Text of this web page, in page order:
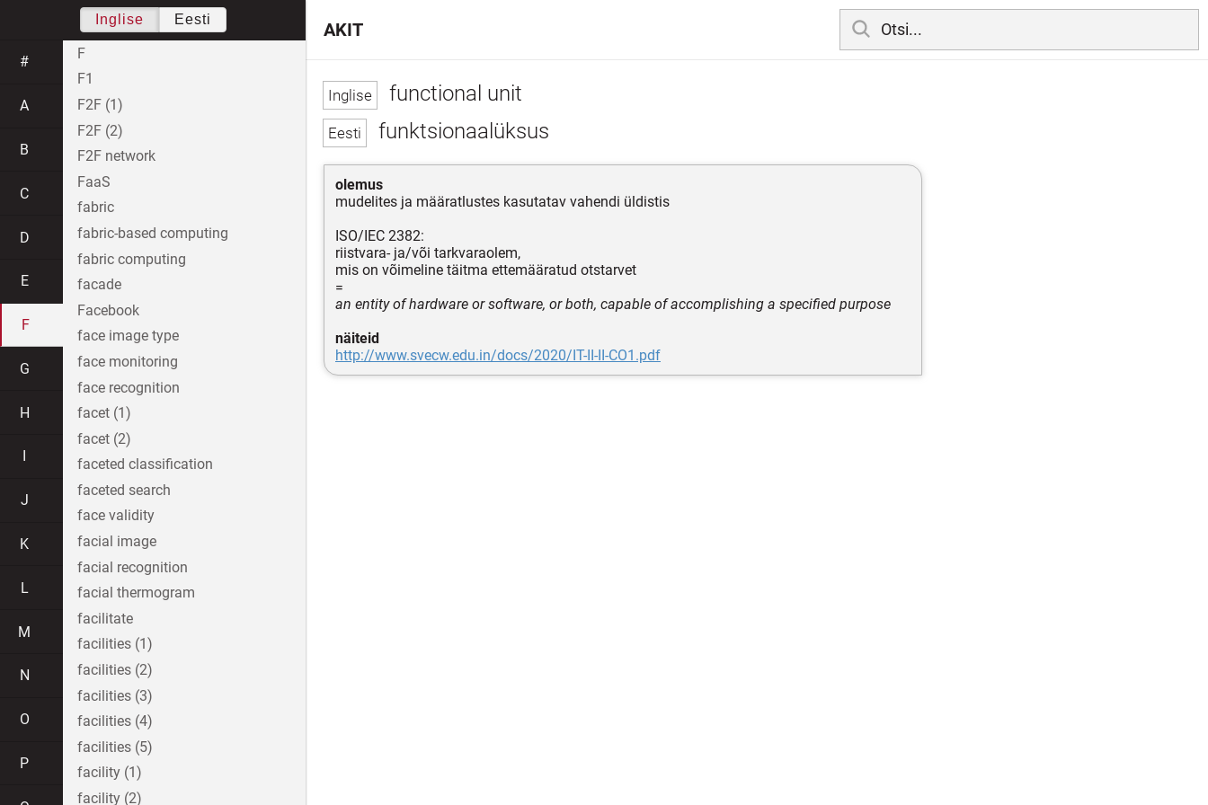
functional unit
funktsionaalüksus
olemus
mudelites ja määratlustes kasutatav vahendi üldistis
ISO/IEC 2382:
riistvara- ja/või tarkvaraolem,
mis on võimeline täitma ettemääratud otstarvet
=
an entity of hardware or software, or both, capable of accomplishing a specified purpose
näiteid
http://www.svecw.edu.in/docs/2020/IT-II-II-CO1.pdf
AKIT
Inglise Eesti
#
A
B
C
D
E
F
G
H
J
K
L
M
N
O
P
F
F1
F2F (1)
F2F (2)
F2F network
FaaS
fabric
fabric-based computing
fabric computing
facade
Facebook
face image type
face monitoring
face recognition
facet (1)
facet (2)
faceted classification
faceted search
face validity
facial image
facial recognition
facial thermogram
facilitate
facilities (1)
facilities (2)
facilities (3)
facilities (4)
facilities (5)
facility (1)
facility (2)